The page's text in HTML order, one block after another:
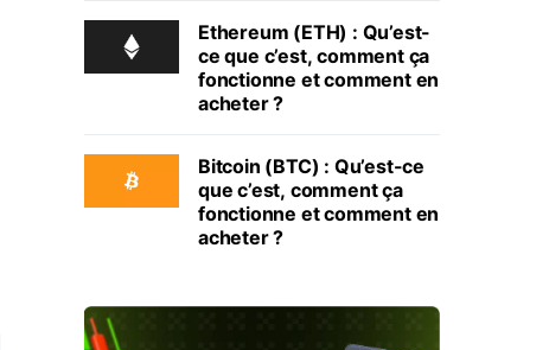
Ethereum (ETH) : Qu’est-
ce que c’est, comment ça
fonctionne et comment en
acheter ?
Bitcoin (BTC) : Qu’est-ce
que c’est, comment ça
fonctionne et comment en
acheter ?